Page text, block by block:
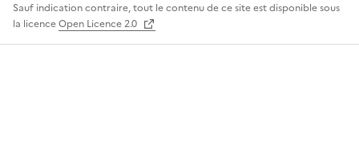
Sauf indication contraire, tout le contenu de ce site est disponible sous
la licenceOpen Licence 2.0